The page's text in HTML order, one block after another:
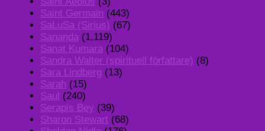
Saint Germain (443)
SaLuSa (Sirius) (67)
Sananda (1,119)
Sanat Kumara (104)
Sandra Walter (spirituell författare) (8)
Sara Lindberg (13)
Sarah (15)
Saul (240)
Serapis Bey (39)
Sharon Stewart (68)